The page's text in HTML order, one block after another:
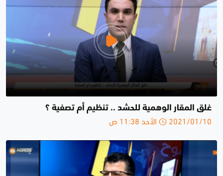
غلق المقار الوهمية للحشد .. تنظيم أم تصفية ؟
2021/01/10 الأحد 11:38 ص